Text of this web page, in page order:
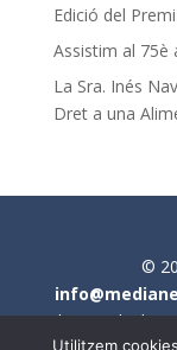
Edició del
Assistim al 75è
La Sra. Inés
Dret a una
©
| Tots els
Utilitzem